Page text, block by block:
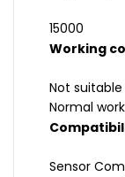
15000
Working
Not
Normal
Sensor